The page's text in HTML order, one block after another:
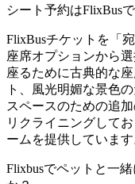
シート予約はFlixBus
FlixBusチケットを「
座席オプションから
座るために古典的な
ト、風光明媚な景色
スペースのための追
リクライニングして
ームを提供しています
Flixbusでペットと一